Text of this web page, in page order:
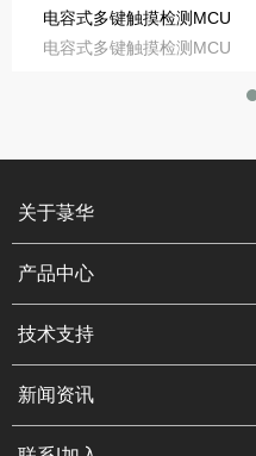
电容式多键触摸检测MCU
电容式多键触摸检测MCU
关于菉华
产品中心
技术支持
新闻资讯